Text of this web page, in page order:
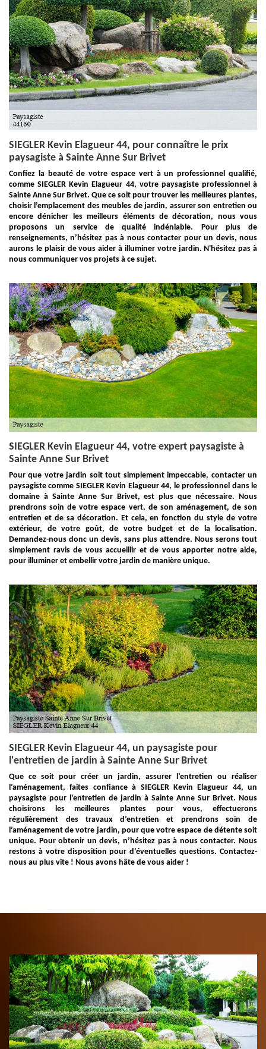
SIEGLER Kevin Elagueur 44, pour connaître le prix
paysagiste à Sainte Anne Sur Brivet
Confiez la beauté de votre espace vert à un professionnel qualifié,
comme SIEGLER Kevin Elagueur 44, votre paysagiste professionnel à
Sainte Anne Sur Brivet. Que ce soit pour trouver les meilleures plantes,
choisir l’emplacement des meubles de jardin, assurer son entretien ou
encore dénicher les meilleurs éléments de décoration, nous vous
proposons un service de qualité indéniable. Pour plus de
renseignements, n’hésitez pas à nous contacter pour un devis, nous
aurons le plaisir de vous aider à illuminer votre jardin. N'hésitez pas à
nous communiquer vos projets à ce sujet.
SIEGLER Kevin Elagueur 44, votre expert paysagiste à
Sainte Anne Sur Brivet
Pour que votre jardin soit tout simplement impeccable, contacter un
paysagiste comme SIEGLER Kevin Elagueur 44, le professionnel dans le
domaine à Sainte Anne Sur Brivet, est plus que nécessaire. Nous
prendrons soin de votre espace vert, de son aménagement, de son
entretien et de sa décoration. Et cela, en fonction du style de votre
extérieur, de votre goût, de votre budget et de la localisation.
Demandez-nous donc un devis, sans plus attendre. Nous serons tout
simplement ravis de vous accueillir et de vous apporter notre aide,
pour illuminer et embellir votre jardin de manière unique.
SIEGLER Kevin Elagueur 44, un paysagiste pour
l'entretien de jardin à Sainte Anne Sur Brivet
Que ce soit pour créer un jardin, assurer l’entretien ou réaliser
l’aménagement, faites confiance à SIEGLER Kevin Elagueur 44, un
paysagiste pour l'entretien de jardin à Sainte Anne Sur Brivet. Nous
choisirons les meilleures plantes pour vous, effectuerons
régulièrement des travaux d’entretien et prendrons soin de
l’aménagement de votre jardin, pour que votre espace de détente soit
unique. Pour obtenir un devis, n’hésitez pas à nous contacter. Nous
restons à votre disposition pour d’éventuelles questions. Contactez-
nous au plus vite ! Nous avons hâte de vous aider !